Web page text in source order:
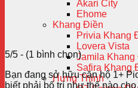
Akari City
Ehome
Khang Điền
Privia Khang
Lovera Vista
Jamila Khang
Safira Khang
Hưng Thịnh
5/5 - (1 bình chọn)
Bạn đang sở hữu căn hộ 1+
biết phải bố trí như thế nào